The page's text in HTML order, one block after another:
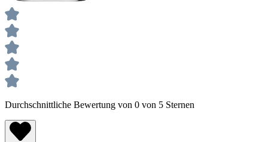
Durchschnittliche Bewertung von 0 von 5 Sternen